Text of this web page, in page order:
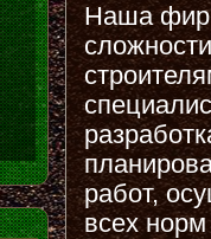
Наша
работ,
всех